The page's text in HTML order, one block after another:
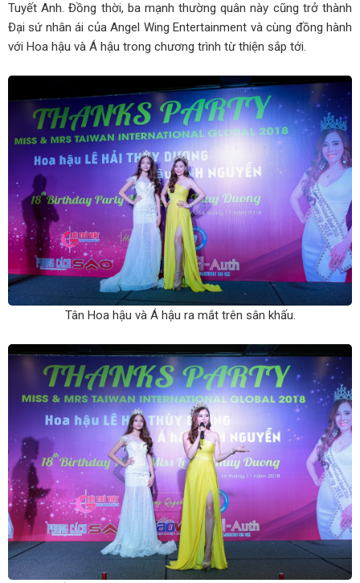
Tuyết Anh. Đồng thời, ba mạnh thường quân này cũng trở thành
Đại sứ nhân ái của Angel Wing Entertainment và cùng đồng hành
với Hoa hậu và Á hậu trong chương trình từ thiện sắp tới.
Tân Hoa hậu và Á hậu ra mắt trên sân khấu.